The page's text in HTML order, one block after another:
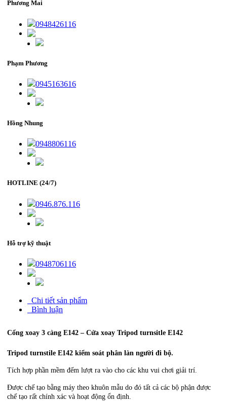
Phương Mai
0948426116
Phạm Phương
0945163616
Hồng Nhung
0948806116
HOTLINE (24/7)
0946.876.116
Hỗ trợ kỹ thuật
0948706116
Chi tiết sản phẩm
Bình luận
Cổng xoay 3 càng E142 – Cửa xoay Tripod turnsitle E142
Tripod turnstile E142 kiểm soát phân làn người đi bộ.
Tích hợp phần mềm đếm lượt ra vào cho các khu vui chơi giải trí.
Được chế tạo bằng máy theo khuôn mẫu do đó tất cả các bộ phận được
chế tạo rất chính xác và hoạt động ổn định.